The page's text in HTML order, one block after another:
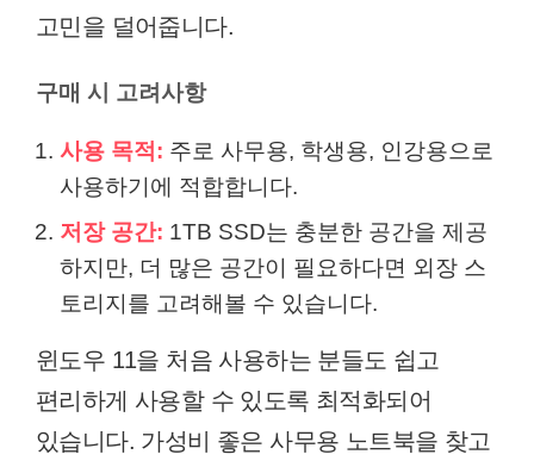
고민을 덜어줍니다.
구매 시 고려사항
사용 목적: 주로 사무용, 학생용, 인강용으로
사용하기에 적합합니다.
저장 공간: 1TB SSD는 충분한 공간을 제공
하지만, 더 많은 공간이 필요하다면 외장 스
토리지를 고려해볼 수 있습니다.
윈도우 11을 처음 사용하는 분들도 쉽고
편리하게 사용할 수 있도록 최적화되어
있습니다. 가성비 좋은 사무용 노트북을 찾고